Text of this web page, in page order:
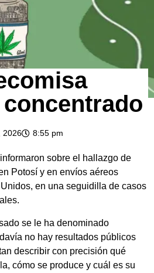
2026 8:55 pm
sobre el hallazgo de
Potosí y en envíos aéreos
en una seguidilla de casos
se le ha denominado
no hay resultados públicos
describir con precisión qué
cómo se produce y cuál es su